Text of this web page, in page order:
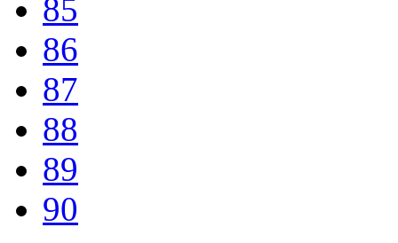
85
86
87
88
89
90